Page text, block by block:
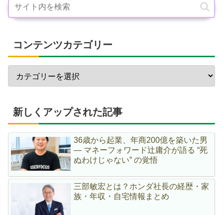
コンテンツカテゴリー
新しくアップされた記事
36歳から起業、年商200億を築いた男
― マネーフォワード辻庸介が語る “死
ぬわけじゃない” の覚悟
三部敏宏とは？ホンダ社長の経歴・家
族・年収・自宅情報まとめ